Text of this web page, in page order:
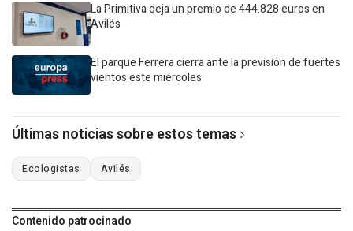
La Primitiva deja un premio de 444.828 euros en
Avilés
El parque Ferrera cierra ante la previsión de fuertes
vientos este miércoles
Últimas noticias sobre estos temas
Ecologistas Avilés
Contenido patrocinado